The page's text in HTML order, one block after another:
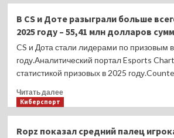
актер
Владимир
Ермилов,
сыгравший
фильмах
«Брат»
фонарей»
В CS и Доте разыграли больше
2025 году – 55,41 млн долларов
CS и Дота стали лидерами по призовым
году.Аналитический портал Esports
статистикой призовых в 2025
Читать далееПрочитать
CS
Киберспорт
Ropz показал средний палец